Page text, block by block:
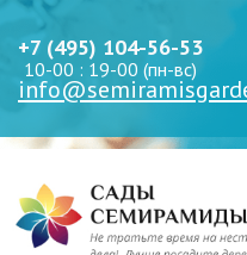
+7 (495) 104-56-53
10-00 : 19-00 (пн-вс)